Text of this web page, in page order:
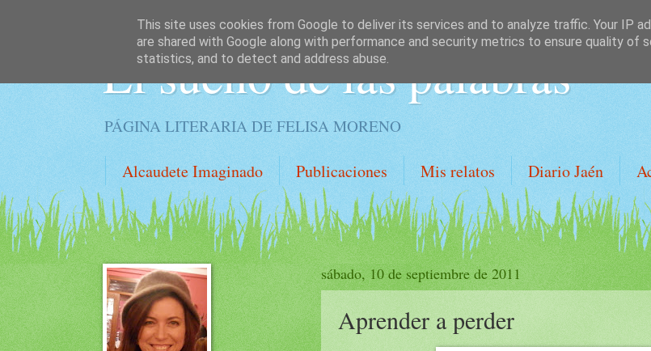
El sueño de las palabras
PÁGINA LITERARIA DE FELISA MORENO
Alcaudete Imaginado Publicaciones Mis relatos Diario Jaén
sábado, 10 de septiembre de 2011
Aprender a perder
This site uses cookies from Google to deliver its services and to analyze traffic. Your IP
are shared with Google along with performance and security metrics to ensure quality of
statistics, and to detect and address abuse.